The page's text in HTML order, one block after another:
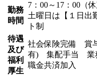
勤務
時間
7：00～17：00（休
土曜日は【１日出
ト制
待遇
及び
福利
厚生
社会保険完備 賞
有) 集配手当 業
職金共済加入